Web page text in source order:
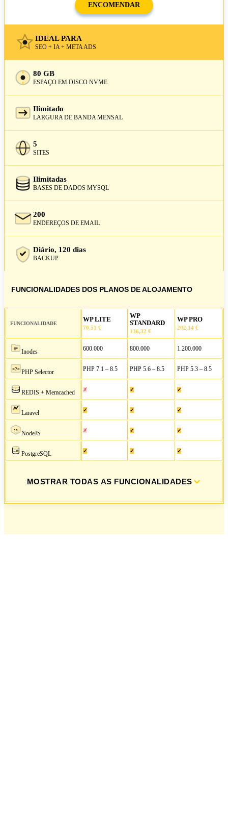
ENCOMENDAR
IDEAL PARA
SEO + IA + META ADS
80 GB
ESPAÇO EM DISCO NVME
Ilimitado
LARGURA DE BANDA MENSAL
5
SITES
Ilimitadas
BASES DE DADOS MYSQL
200
ENDEREÇOS DE EMAIL
Diário, 120 dias
BACKUP
FUNCIONALIDADES DOS PLANOS DE ALOJAMENTO
FUNCIONALIDADE
WP LITE
70,51 €
WP
STANDARD
136,32 €
WP PRO
202,14 €
Inodes 600.000 800.000 1.200.000
<?>
PHP Selector PHP 7.1 – 8.5 PHP 5.6 – 8.5 PHP 5.3 – 8.5
REDIS + Memcached ✗ ✓ ✓
Laravel ✓ ✓ ✓
JS
NodeJS ✗ ✓ ✓
PostgreSQL ✓ ✓ ✓
MOSTRAR TODAS AS FUNCIONALIDADES